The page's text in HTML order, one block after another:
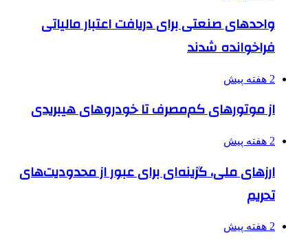
واحدهای صنعتی برای دریافت اعتبار مالیاتی
فراخوانده شدند
2 هفته پیش
از موتورهای کم‌مصرف تا خودروهای هیبریدی
2 هفته پیش
ارزهای ملی، گزینه‌ای برای عبور از محدودیت‌های
تحریم
2 هفته پیش